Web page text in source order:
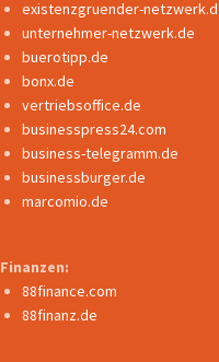
existenzgruender-
unternehmer-netzwerk.de
buerotipp.de
bonx.de
vertriebsoffice.de
businesspress24.com
business-telegramm.de
businessburger.de
marcomio.de
Finanzen:
88finance.com
88finanz.de